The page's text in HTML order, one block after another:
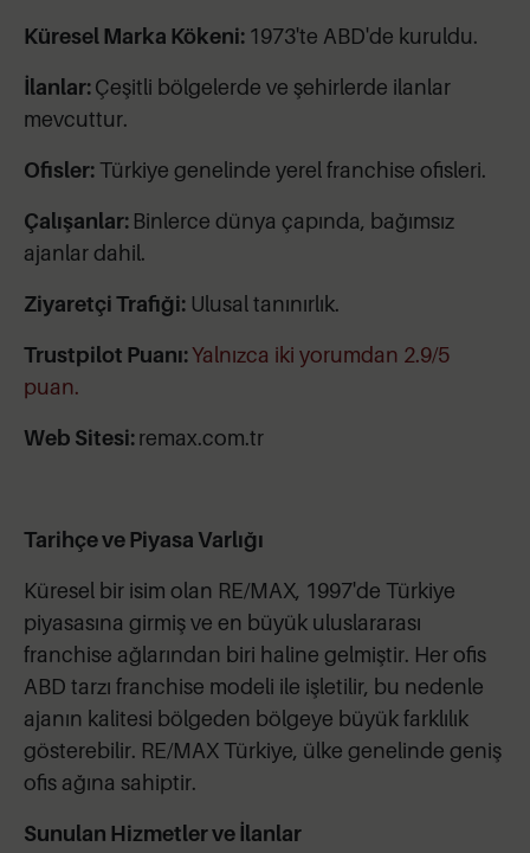
Küresel Marka Kökeni: 1973'te ABD'de kuruldu.
İlanlar:Çeşitli bölgelerde ve şehirlerde ilanlar
mevcuttur.
Ofisler:Türkiye genelinde yerel franchise ofisleri.
Çalışanlar: Binlerce dünya çapında, bağımsız
ajanlar dahil.
Ziyaretçi Trafiği: Ulusal tanınırlık.
Trustpilot Puanı:Yalnızca iki yorumdan 2.9/5
puan.
Web Sitesi:remax.com.tr
Tarihçe ve Piyasa Varlığı
Küresel bir isim olan RE/MAX, 1997'de Türkiye
piyasasına girmiş ve en büyük uluslararası
franchise ağlarından biri haline gelmiştir. Her ofis
ABD tarzı franchise modeli ile işletilir, bu nedenle
ajanın kalitesi bölgeden bölgeye büyük farklılık
gösterebilir. RE/MAX Türkiye, ülke genelinde geniş
ofis ağına sahiptir.
Sunulan Hizmetler ve İlanlar